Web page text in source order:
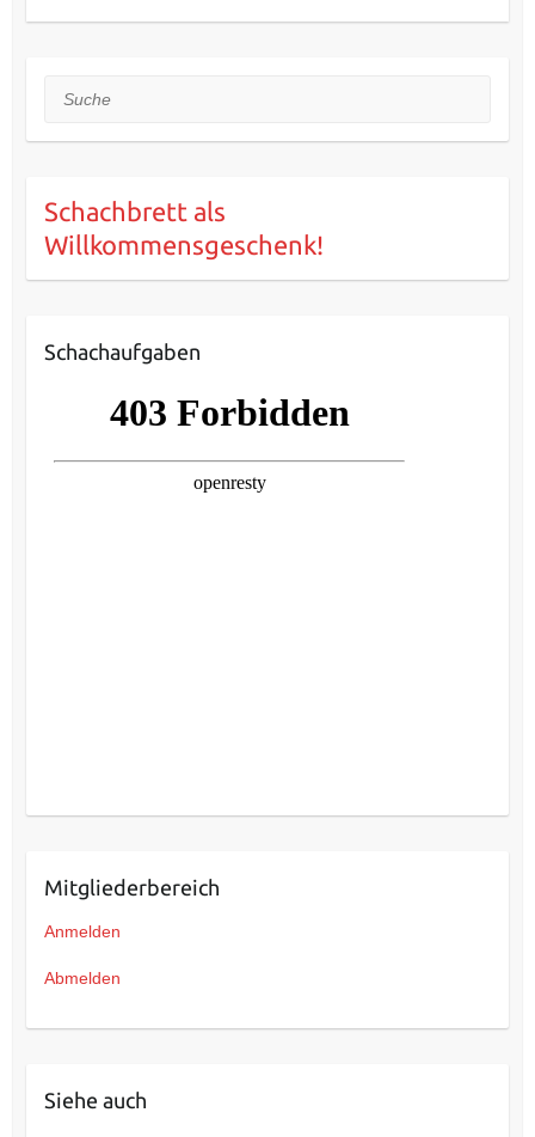
Suche
Schachbrett als
Willkommensgeschenk!
Schachaufgaben
Mitgliederbereich
Anmelden
Abmelden
Siehe auch